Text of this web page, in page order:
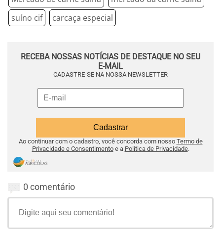
suíno cif
carcaça especial
RECEBA NOSSAS NOTÍCIAS DE DESTAQUE NO SEU
E-MAIL
CADASTRE-SE NA NOSSA NEWSLETTER
Ao continuar com o cadastro, você concorda com nosso Termo de
Privacidade e Consentimentoe a Política de Privacidade.
0 comentário